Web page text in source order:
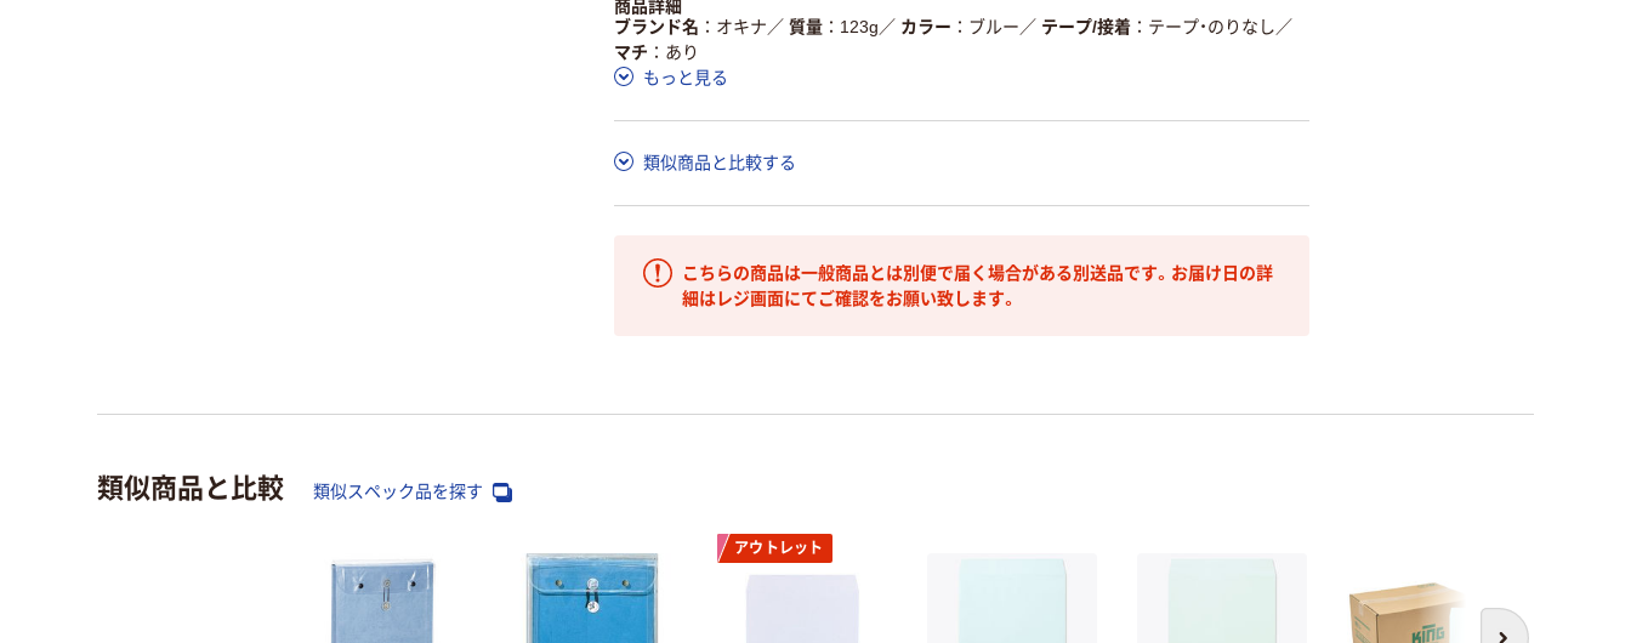
商品詳細
ブランド名
オキナ ／ 質量 123g ／ カラー ブルー ／ テープ/接着 テープ・のりなし ／
マチ
あり
もっと見る
類似商品と比較する
こちらの商品は一般商品とは別便で届く場合がある別送品です。お届け日の詳
細はレジ画面にてご確認をお願い致します。
類似商品と比較 類似スペック品を探す
アウトレット